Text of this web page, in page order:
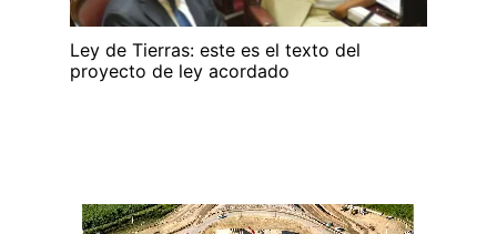
Ley de Tierras: este es el texto del
proyecto de ley acordado